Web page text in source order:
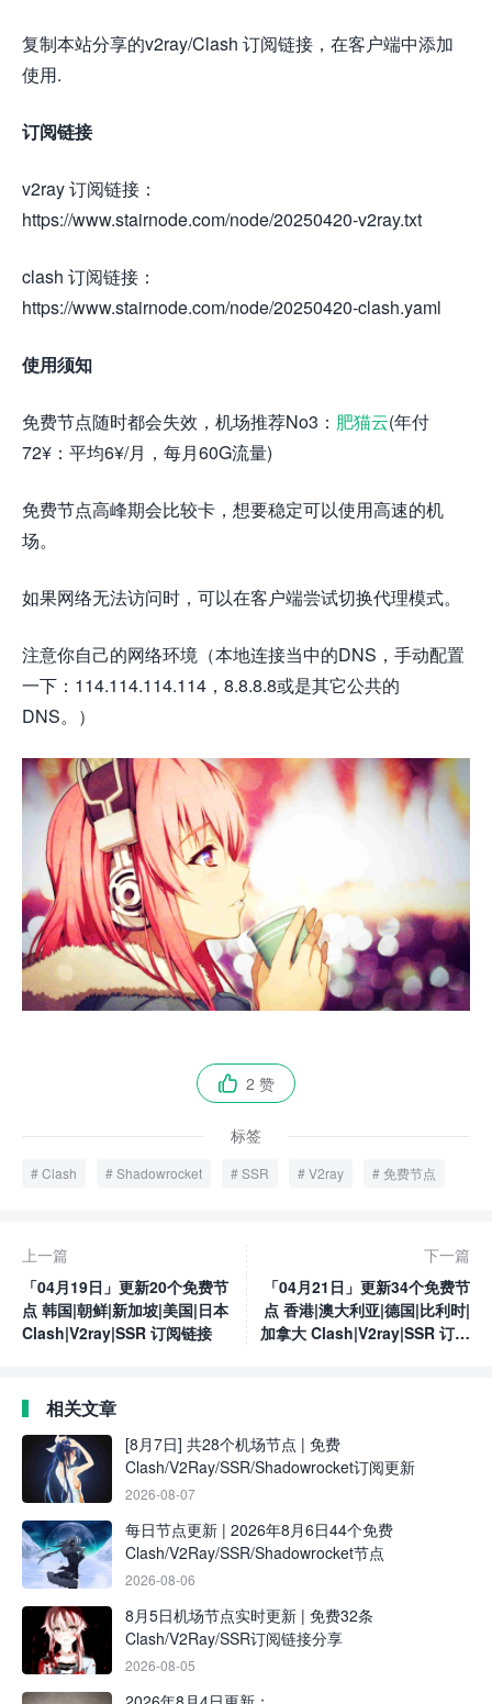
复制本站分享的v2ray/Clash 订阅链接，在客户端中添加
使用.
订阅链接
v2ray 订阅链接：
https://www.stairnode.com/node/20250420-v2ray.txt
clash 订阅链接：
https://www.stairnode.com/node/20250420-clash.yaml
使用须知
免费节点随时都会失效，机场推荐No3： 肥猫云(年付
72¥：平均6¥/月，每月60G流量)
免费节点高峰期会比较卡，想要稳定可以使用高速的机
场。
如果网络无法访问时，可以在客户端尝试切换代理模式。
注意你自己的网络环境（本地连接当中的DNS，手动配置
一下：114.114.114.114，8.8.8.8或是其它公共的
DNS。）
 2 赞
标签
Clash Shadowrocket SSR V2ray 免费节点
上一篇
「04月19日」更新20个免费节
点 韩国|朝鲜|新加坡|美国|日本
Clash|V2ray|SSR 订阅链接
下一篇
「04月21日」更新34个免费节
点 香港|澳大利亚|德国|比利时|
加拿大 Clash|V2ray|SSR 订阅
相关文章
[8月7日] 共28个机场节点 | 免费
Clash/V2Ray/SSR/Shadowrocket订阅更新
2026-08-07
每日节点更新 | 2026年8月6日44个免费
Clash/V2Ray/SSR/Shadowrocket节点
2026-08-06
8月5日机场节点实时更新 | 免费32条
Clash/V2Ray/SSR订阅链接分享
2026-08-05